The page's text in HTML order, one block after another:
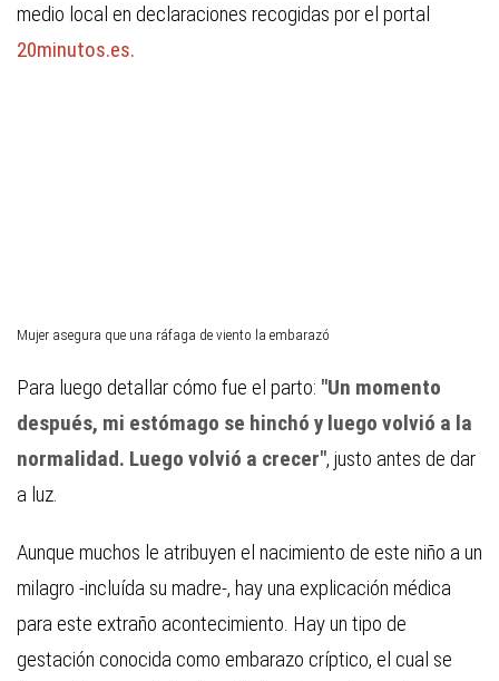
medio local en declaraciones recogidas por el portal
20minutos.es.
Mujer asegura que una ráfaga de viento la embarazó
Para luego detallar cómo fue el parto: "Un momento
después, mi estómago se hinchó y luego volvió a la
normalidad. Luego volvió a crecer", justo antes de dar
a luz.
Aunque muchos le atribuyen el nacimiento de este niño a un
milagro -incluída su madre-, hay una explicación médica
para este extraño acontecimiento. Hay un tipo de
gestación conocida como embarazo críptico, el cual se